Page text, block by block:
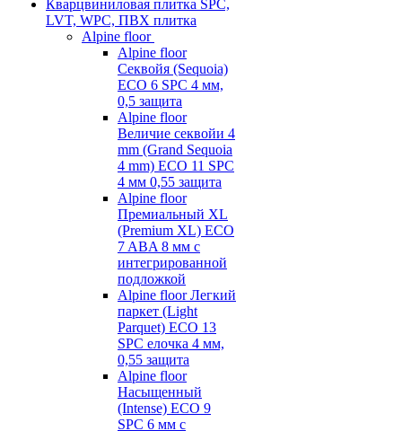
Кварцвиниловая плитка SPC,
LVT, WPC, ПВХ плитка
Alpine floor
Alpine floor
Секвойя (Sequoia)
ECO 6 SPC 4 мм,
0,5 защита
Alpine floor
Величие секвойи 4
mm (Grand Sequoia
4 mm) ECO 11 SPC
4 мм 0,55 защита
Alpine floor
Премиальный XL
(Premium XL) ECO
7 ABA 8 мм с
интегрированной
подложкой
Alpine floor Легкий
паркет (Light
Parquet) ECO 13
SPC елочка 4 мм,
0,55 защита
Alpine floor
Насыщенный
(Intense) ECO 9
SPC 6 мм с